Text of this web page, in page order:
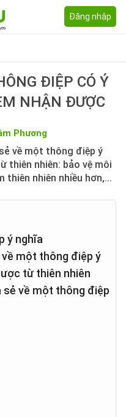
Đăng nhập
ĐIỆP CÓ Ý
NHẬN ĐƯỢC
Phương
về một thông điệp ý
thiên nhiên: bảo vệ môi
nhiên nhiều hơn,...
ý nghĩa
về một thông điệp ý
từ thiên nhiên
sẻ về một thông điệp